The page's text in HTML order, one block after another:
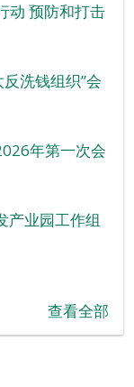
动 预防和打击
洗钱组织”会
年第一次会
产业园工作组
查看全部